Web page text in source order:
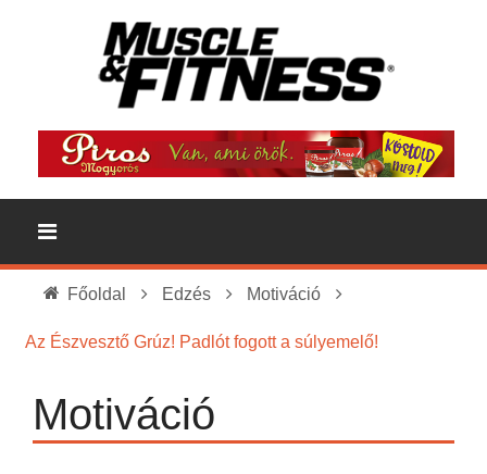
Főoldal Edzés Motiváció
Az Észvesztő Grúz! Padlót fogott a súlyemelő!
Motiváció